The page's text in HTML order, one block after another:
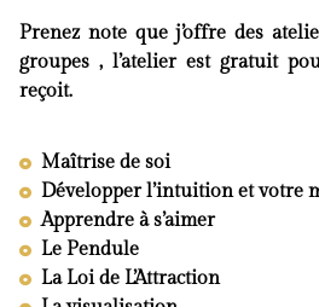
Prenez note que j’offre des
groupes , l’atelier est gratuit
reçoit.
Maîtrise de soi
Développer l’intuition et votre
Apprendre à s’aimer
Le Pendule
La Loi de L’Attraction